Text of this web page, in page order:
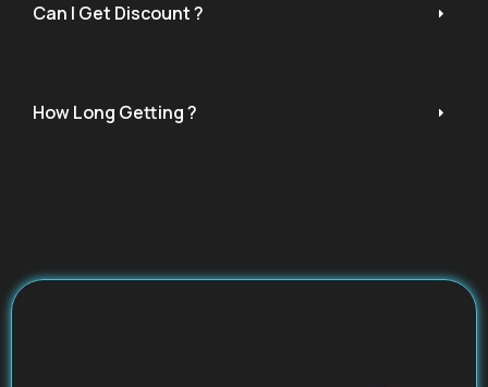
Can I Get Discount ?
How Long Getting ?